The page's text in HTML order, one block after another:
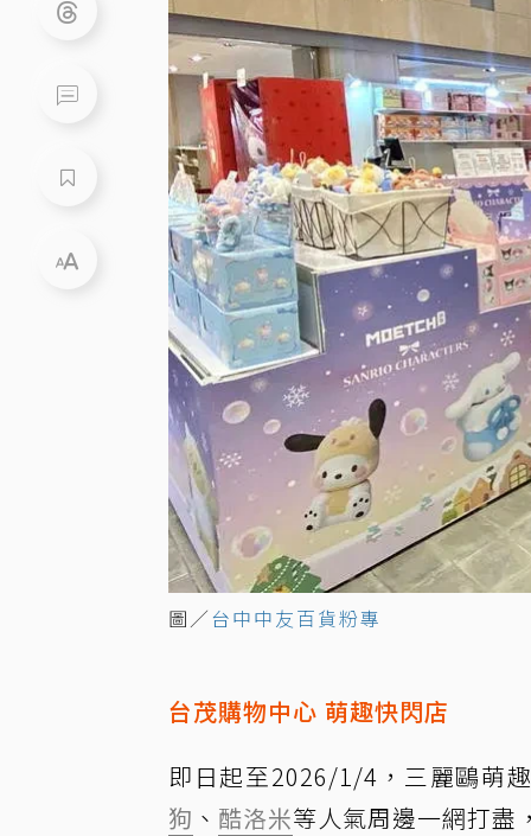
圖／台中中友百貨粉專
台茂購物中心 萌趣快閃店
即日起至2026/1/4，三麗鷗萌
狗 、 酷洛米等人氣周邊一網打盡